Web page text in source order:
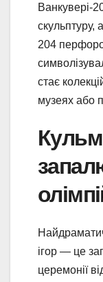
Ванкувері-
скульптуру,
204
стає
музеях або
ігор — це
церемонії